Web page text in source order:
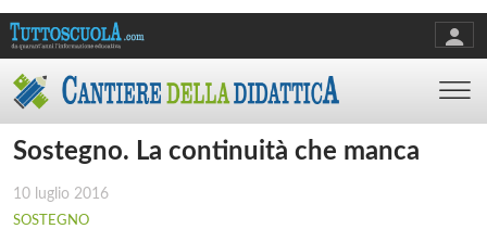
Sostegno. La continuità che manca
10 luglio 2016
SOSTEGNO